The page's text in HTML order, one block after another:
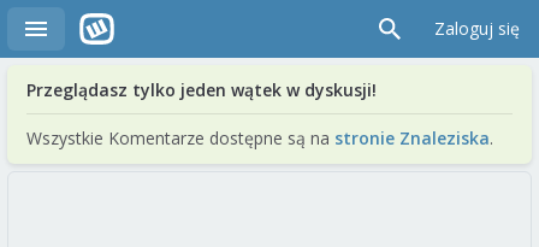
Zaloguj się
Przeglądasz tylko jeden wątek w dyskusji!
Wszystkie Komentarze dostępne są na stronie Znaleziska.